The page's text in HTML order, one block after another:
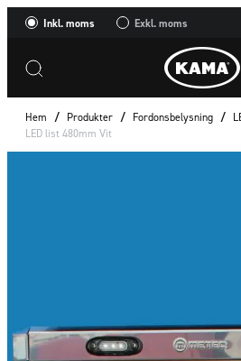
Inkl. moms Exkl. moms
Hem / Produkter / Fordonsbelysning /
LED list 480mm Vit